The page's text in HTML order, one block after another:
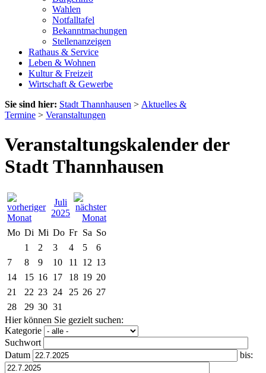
Wahlen
Notfalltafel
Bekanntmachungen
Stellenanzeigen
Rathaus & Service
Leben & Wohnen
Kultur & Freizeit
Wirtschaft & Gewerbe
Sie sind hier: Stadt Thannhausen > Aktuelles &
Termine > Veranstaltungen
Veranstaltungskalender der
Stadt Thannhausen
Juli
2025
Mo Di Mi Do Fr Sa So
1
2 3 4 5
6
7
8 9 10 11 12 13
14
15 16 17 18 19 20
21
22 23 24 25 26 27
28
29 30 31
Hier können Sie gezielt suchen:
Kategorie
Suchwort
Datum
bis: